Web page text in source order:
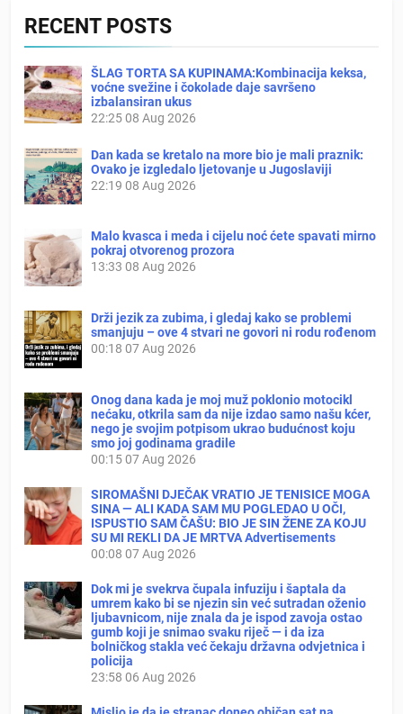
RECENT POSTS
ŠLAG TORTA SA KUPINAMA:Kombinacija keksa,
voćne svežine i čokolade daje savršeno
izbalansiran ukus
22:2508 Aug 2026
Dan kada se kretalo na more bio je mali praznik:
Ovako je izgledalo ljetovanje u Jugoslaviji
22:19 08 Aug 2026
Malo kvasca i meda i cijelu noć ćete spavati mirno
pokraj otvorenog prozora
13:33 08 Aug 2026
Drži jezik za zubima, i gledaj kako se problemi
smanjuju – ove 4 stvari ne govori ni rodu rođenom
00:18 07 Aug 2026
Onog dana kada je moj muž poklonio motocikl
nećaku, otkrila sam da nije izdao samo našu kćer,
nego je svojim potpisom ukrao budućnost koju
smo joj godinama gradile
00:1507 Aug 2026
SIROMAŠNI DJEČAK VRATIO JE TENISICE MOGA
SINA — ALI KADA SAM MU POGLEDAO U OČI,
ISPUSTIO SAM ČAŠU: BIO JE SIN ŽENE ZA KOJU
SU MI REKLI DA JE MRTVA Advertisements
00:08 07 Aug 2026
Dok mi je svekrva čupala infuziju i šaptala da
umrem kako bi se njezin sin već sutradan oženio
ljubavnicom, nije znala da je ispod zavoja ostao
gumb koji je snimao svaku riječ — i da iza
bolničkog stakla već čekaju državna odvjetnica i
policija
23:58 06 Aug 2026